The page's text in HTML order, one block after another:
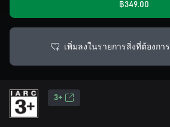
฿349.00
เพิ่มลงในรายการสิ่งที่ต้องการ
3+